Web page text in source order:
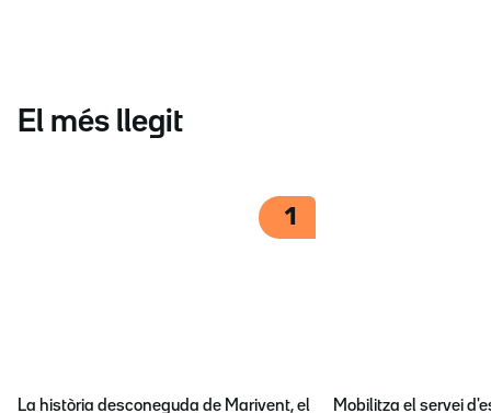
El més llegit
1
La història desconeguda de Marivent, el
Mobilitza el servei